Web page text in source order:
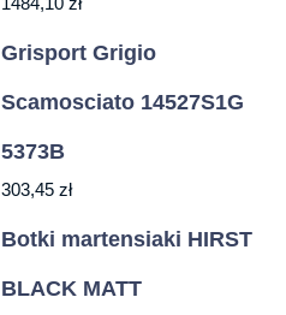
Grisport Grigio
Scamosciato 14527S1G
5373B
303,45 zł
Botki martensiaki HIRST
BLACK MATT